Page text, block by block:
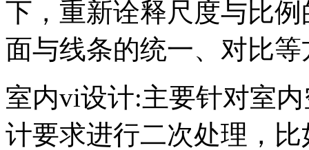
下，重新诠释尺度与比
面与线条的统一、对比
室内vi设计:主要针对室
计要求进行二次处理，